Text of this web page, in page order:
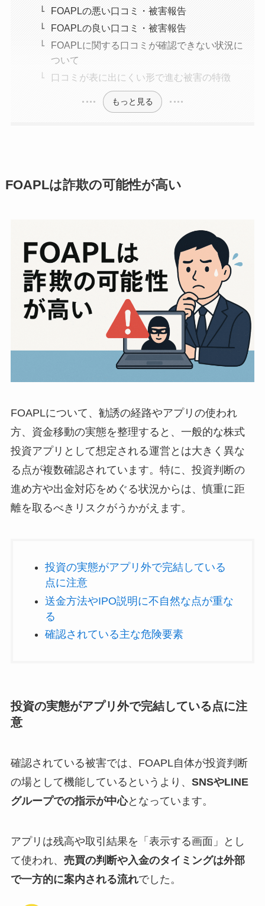
FOAPLの悪い口コミ・被害報告
FOAPLの良い口コミ・被害報告
FOAPLに関する口コミが確認できない状況に
ついて
口コミが表に出にくい形で進む被害の特徴
もっと見る
FOAPLは詐欺の可能性が高い
FOAPLについて、勧誘の経路やアプリの使われ
方、資金移動の実態を整理すると、一般的な株式
投資アプリとして想定される運営とは大きく異な
る点が複数確認されています。特に、投資判断の
進め方や出金対応をめぐる状況からは、慎重に距
離を取るべきリスクがうかがえます。
投資の実態がアプリ外で完結している
点に注意
送金方法やIPO説明に不自然な点が重な
る
確認されている主な危険要素
投資の実態がアプリ外で完結している点に注
意
確認されている被害では、FOAPL自体が投資判断
の場として機能しているというより、 SNSやLINE
グループでの指示が中心となっています。
アプリは残高や取引結果を「表示する画面」とし
て使われ、 売買の判断や入金のタイミングは外部
で一方的に案内される流れでした。